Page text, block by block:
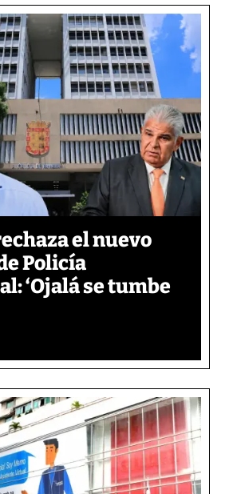
el nuevo
Policía
‘Ojalá se tumbe